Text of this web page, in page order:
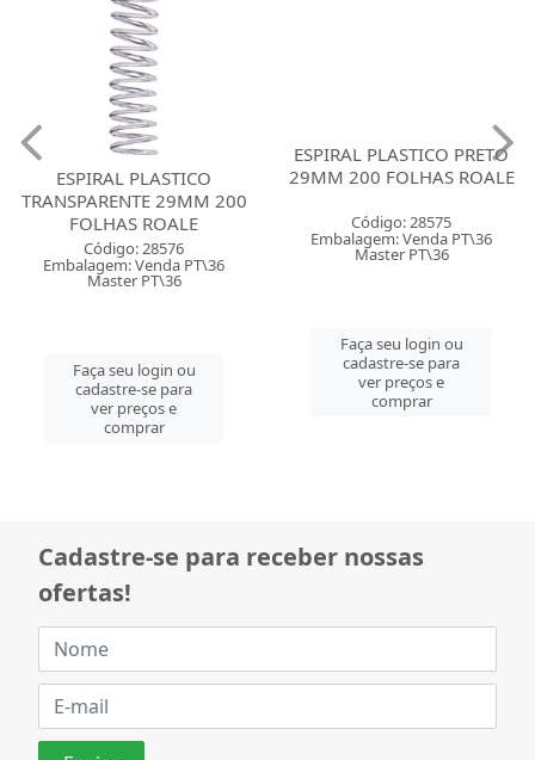
ESPIRAL PLASTICO
TRANSPARENTE 29MM 200
FOLHAS ROALE
Código: 28576
Embalagem: Venda PT\36
Master PT\36
Faça seu login ou
cadastre-se para
ver preços e
comprar
ESPIRAL PLASTICO PRETO
Código: 28575
Embalagem: Venda PT\36
Faça seu login ou
cadastre-se para
ver preços e
Cadastre-se para receber nossas
ofertas!